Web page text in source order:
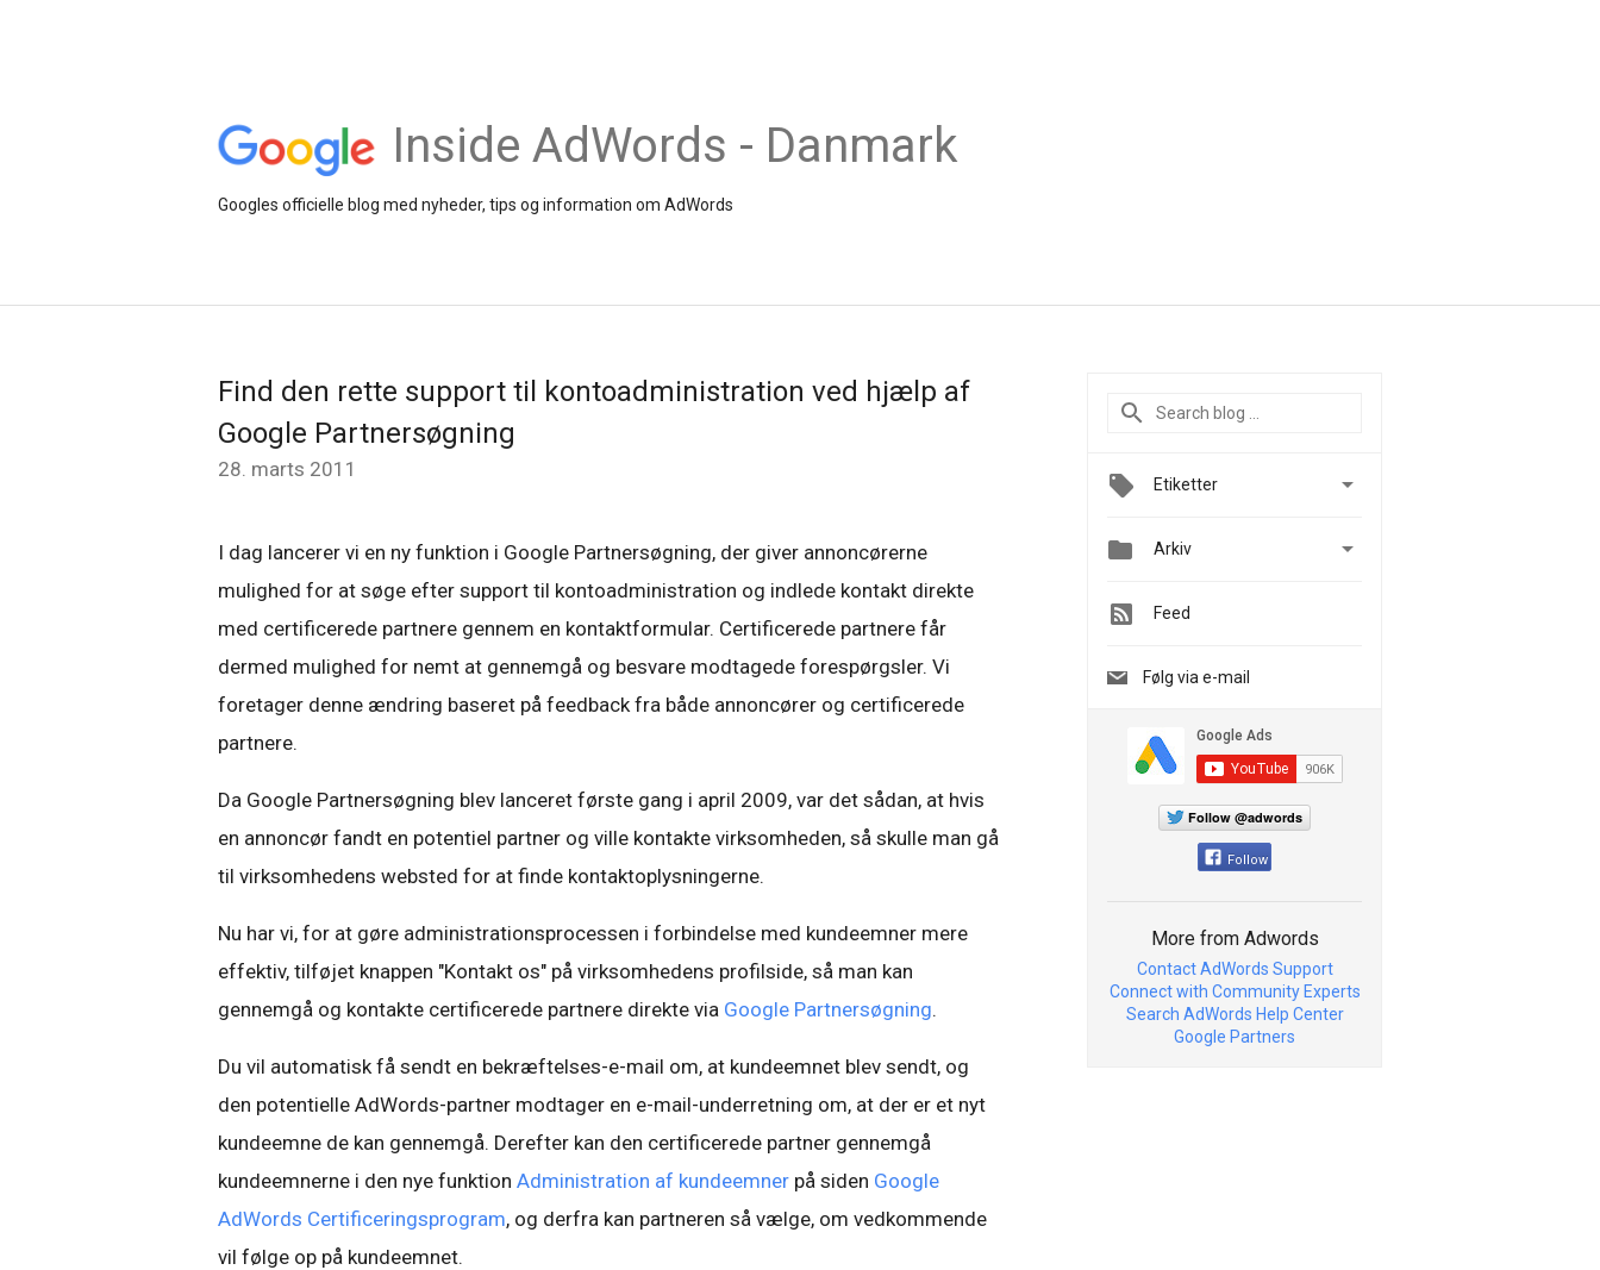
Inside AdWords - Danmark
Googles officielle blog med nyheder, tips og information om AdWords
Find den rette support til kontoadministration ved hjælp af
Google Partnersøgning
28. marts 2011
I dag lancerer vi en ny funktion i Google Partnersøgning, der giver annoncørerne
mulighed for at søge efter support til kontoadministration og indlede kontakt direkte
med certificerede partnere gennem en kontaktformular. Certificerede partnere får
dermed mulighed for nemt at gennemgå og besvare modtagede forespørgsler. Vi
foretager denne ændring baseret på feedback fra både annoncører og certificerede
partnere.
Da Google Partnersøgning blev lanceret første gang i april 2009, var det sådan, at hvis
en annoncør fandt en potentiel partner og ville kontakte virksomheden, så skulle man gå
til virksomhedens websted for at finde kontaktoplysningerne.
Nu har vi, for at gøre administrationsprocessen i forbindelse med kundeemner mere
effektiv, tilføjet knappen "Kontakt os" på virksomhedens profilside, så man kan
gennemgå og kontakte certificerede partnere direkte via Google Partnersøgning.
Du vil automatisk få sendt en bekræftelses-e-mail om, at kundeemnet blev sendt, og
den potentielle AdWords-partner modtager en e-mail-underretning om, at der er et nyt
kundeemne de kan gennemgå. Derefter kan den certificerede partner gennemgå
kundeemnerne i den nye funktion Administration af kundeemner på siden Google
AdWords Certificeringsprogram, og derfra kan partneren så vælge, om vedkommende
vil følge op på kundeemnet.
Etiketter 
 Arkiv 
Feed
Følg via e-mail
Follow @adwords
Follow
More from Adwords
Contact AdWords Support
Connect with Community Experts
Search AdWords Help Center
Google Partners